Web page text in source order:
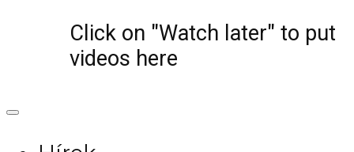
Click on "Watch later" to put
videos here